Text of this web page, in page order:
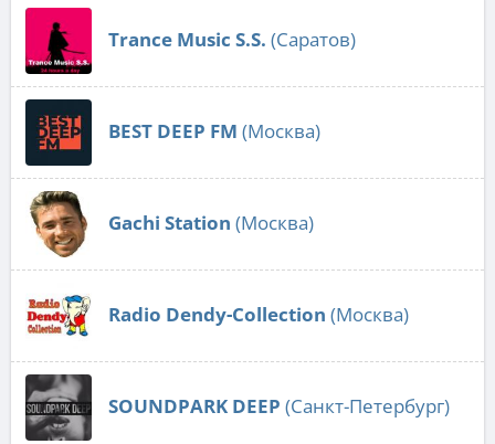
Trance Music S.S. (Саратов)
BEST DEEP FM (Москва)
Gachi Station (Москва)
Radio Dendy-Collection (Москва)
SOUNDPARK DEEP (Санкт-Петербург)